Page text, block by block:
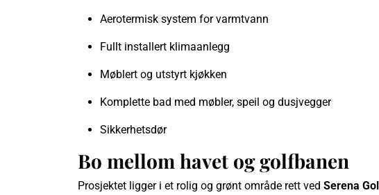
Aerotermisk system for varmtvann
Fullt installert klimaanlegg
Møblert og utstyrt kjøkken
Komplette bad med møbler, speil og dusjvegger
Sikkerhetsdør
Bo mellom havet og golfbanen
Prosjektet ligger i et rolig og grønt område rett ved Serena